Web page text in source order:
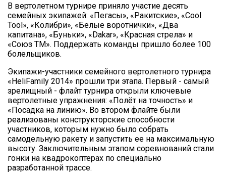
В вертолетном турнире приняло участие десять
семейных экипажей: «Пегасы», «Ракитские», «Cool
Tool», «Колибри», «Белые воротнички», «Два
капитана», «Буньки», «Dakar», «Красная стрела» и
«Союз ТМ». Поддержать команды пришло более 100
болельщиков.
Экипажи-участники семейного вертолетного турнира
«HeliFamily 2014» прошли три этапа. Первый - самый
зрелищный - флайт турнира открыли ключевые
вертолетные упражнения: «Полёт на точность» и
«Посадка на линию». Во втором флайте были
реализованы конструкторские способности
участников, которым нужно было собрать
самодельную ракету и запустить ее на максимальную
высоту. Заключительным этапом соревнований стали
гонки на квадрокоптерах по специально
разработанной трассе.